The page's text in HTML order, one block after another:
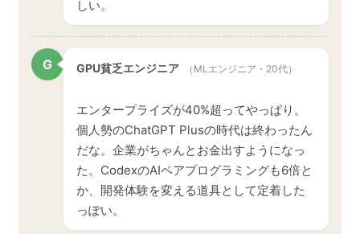
しい。
G GPU貧乏エンジニア （MLエンジニア・20代）
エンタープライズが40%超ってやっぱり。
個人勢のChatGPT Plusの時代は終わったん
だな。企業がちゃんとお金出すようになっ
た。CodexのAIペアプログラミングも6倍と
か、開発体験を変える道具として定着した
っぽい。